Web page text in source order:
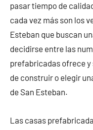
pasar tiempo de
cada vez más son los
Esteban que buscan
decidirse entre las
prefabricadas ofrece y
de construir o elegir
de San Esteban.
Las casas